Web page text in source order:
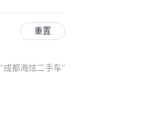
重置
“成都海炫二手车”